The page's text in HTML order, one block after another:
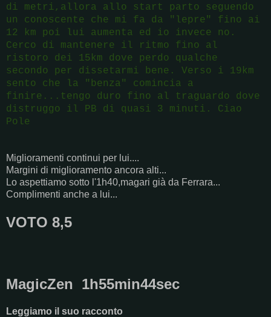
di metri,allora allo start parto seguendo
un conoscente che mi fa da "lepre" fino ai
12 km poi lui aumenta ed io invece no.
Cerco di mantenere il ritmo fino al
ristoro dei 15km dove perdo qualche
secondo per dissetarmi bene. Verso i 19km
sento che la "benza" comincia a
finire...tengo duro fino al traguardo dove
distruggo il PB di quasi 3 minuti. Ciao
Pole
Miglioramenti continui per lui....
Margini di miglioramento ancora alti...
Lo aspettiamo sotto l'1h40,magari già da Ferrara...
Complimenti anche a lui...
VOTO 8,5
MagicZen 1h55min44sec
Leggiamo il suo racconto